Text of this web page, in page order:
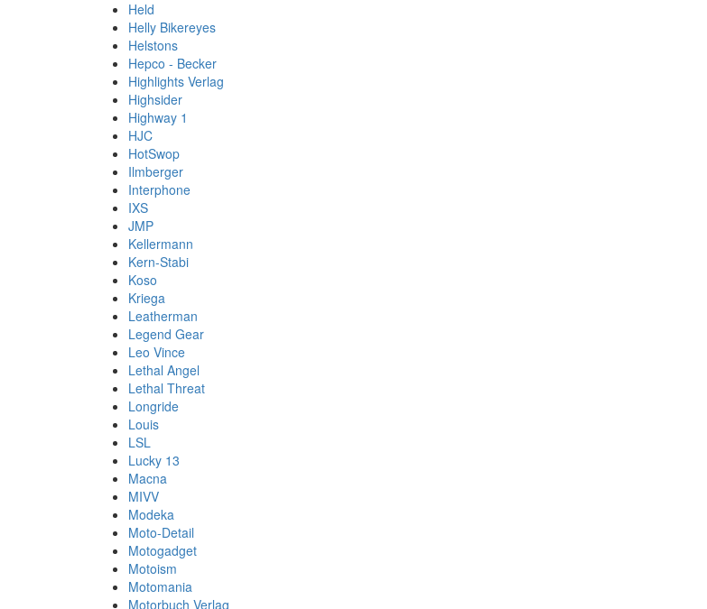
Held
Helly Bikereyes
Helstons
Hepco - Becker
Highlights Verlag
Highsider
Highway 1
HJC
HotSwop
Ilmberger
Interphone
IXS
JMP
Kellermann
Kern-Stabi
Koso
Kriega
Leatherman
Legend Gear
Leo Vince
Lethal Angel
Lethal Threat
Longride
Louis
LSL
Lucky 13
Macna
MIVV
Modeka
Moto-Detail
Motogadget
Motoism
Motomania
Motorbuch Verlag